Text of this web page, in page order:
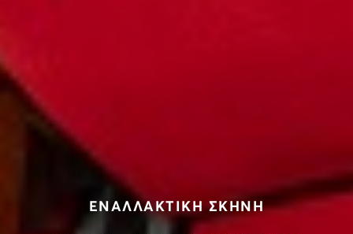
ΕΝΑΛΛΑΚΤΙΚΗ ΣΚΗΝΗ